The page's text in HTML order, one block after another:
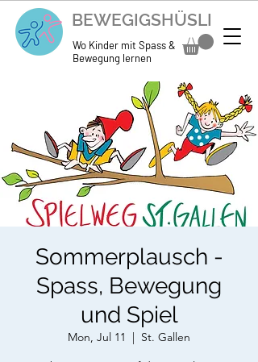
BEWEGIGSHÜSLI
Wo Kinder mit Spass &
Bewegung lernen
Sommerplausch -
Spass, Bewegung
und Spiel
Mon, Jul 11
  |
St. Gallen